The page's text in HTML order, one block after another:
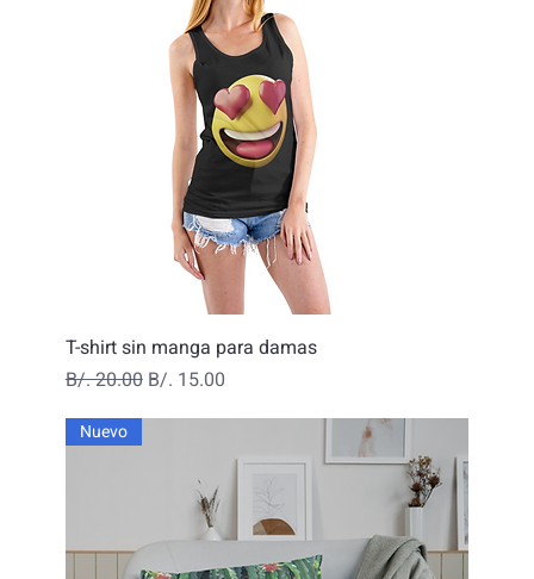
T-shirt sin manga para damas
Precio
B/. 20.00 Precio de oferta
B/. 15.00
Nuevo